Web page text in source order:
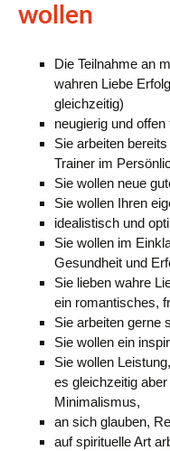
wollen
Die Teilnahme an
wahren Liebe
gleichzeitig)
neugierig und offen
Sie arbeiten
Trainer im
Sie wollen neue
Sie wollen Ihren
idealistisch und
Sie wollen im
Gesundheit und
Sie lieben wahre
ein romantisches,
Sie arbeiten gerne
Sie wollen ein
Sie wollen
es gleichzeitig
Minimalismus,
an sich glauben,
auf spirituelle Art